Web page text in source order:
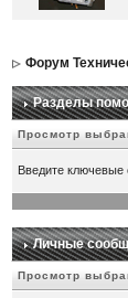
Форум
Разделы
Просмотр
Введите ключевые
Личные
Просмотр